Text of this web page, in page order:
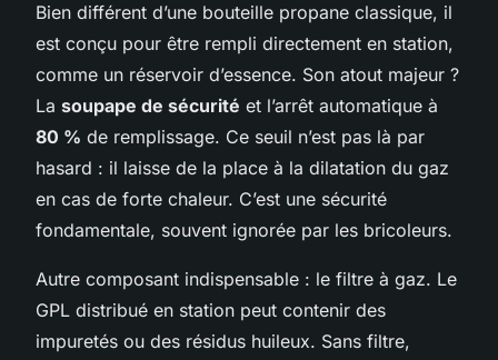
Bien différent d’une bouteille propane classique, il
est conçu pour être rempli directement en station,
comme un réservoir d’essence. Son atout majeur ?
La soupape de sécurité et l’arrêt automatique à
80 % de remplissage. Ce seuil n’est pas là par
hasard : il laisse de la place à la dilatation du gaz
en cas de forte chaleur. C’est une sécurité
fondamentale, souvent ignorée par les bricoleurs.
Autre composant indispensable : le filtre à gaz. Le
GPL distribué en station peut contenir des
impuretés ou des résidus huileux. Sans filtre,